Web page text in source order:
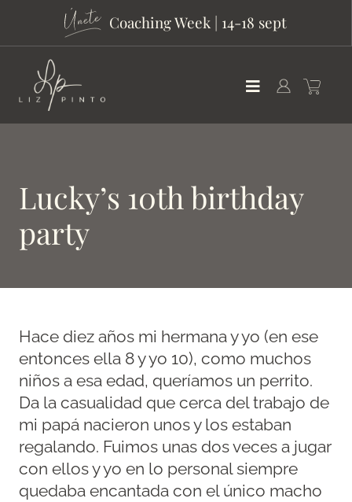
Coaching Week | 14-18 sept
Lucky’s 10th birthday
party
Hace diez años mi hermana y yo (en ese
entonces ella 8 y yo 10), como muchos
niños a esa edad, queríamos un perrito.
Da la casualidad que cerca del trabajo de
mi papá nacieron unos y los estaban
regalando. Fuimos unas dos veces a jugar
con ellos y yo en lo personal siempre
quedaba encantada con el único macho